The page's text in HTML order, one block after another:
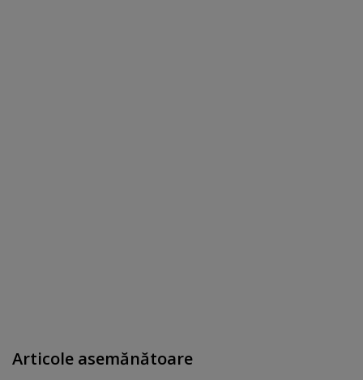
Articole asemănătoare